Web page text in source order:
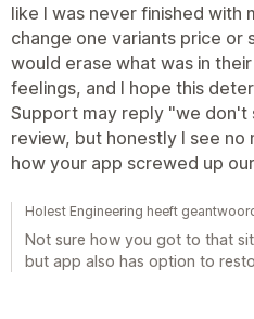
like I was never finished with
change one variants price
would erase what was in
feelings, and I hope this
Support may reply "we don't
review, but honestly I see
how your app screwed up
Holest Engineering heeft
Not sure how you got to that
but app also has option to